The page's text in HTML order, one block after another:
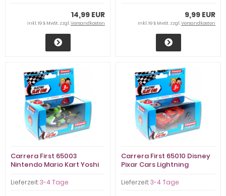
14,99 EUR
inkl. 19 % MwSt. zzgl.Versandkosten
9,99 EUR
inkl. 19 % MwSt. zzgl.Versandkosten
Carrera First 65003
Nintendo Mario Kart Yoshi
Lieferzeit:3-4 Tage
Carrera First 65010 Disney
Pixar Cars Lightning
Lieferzeit:3-4 Tage